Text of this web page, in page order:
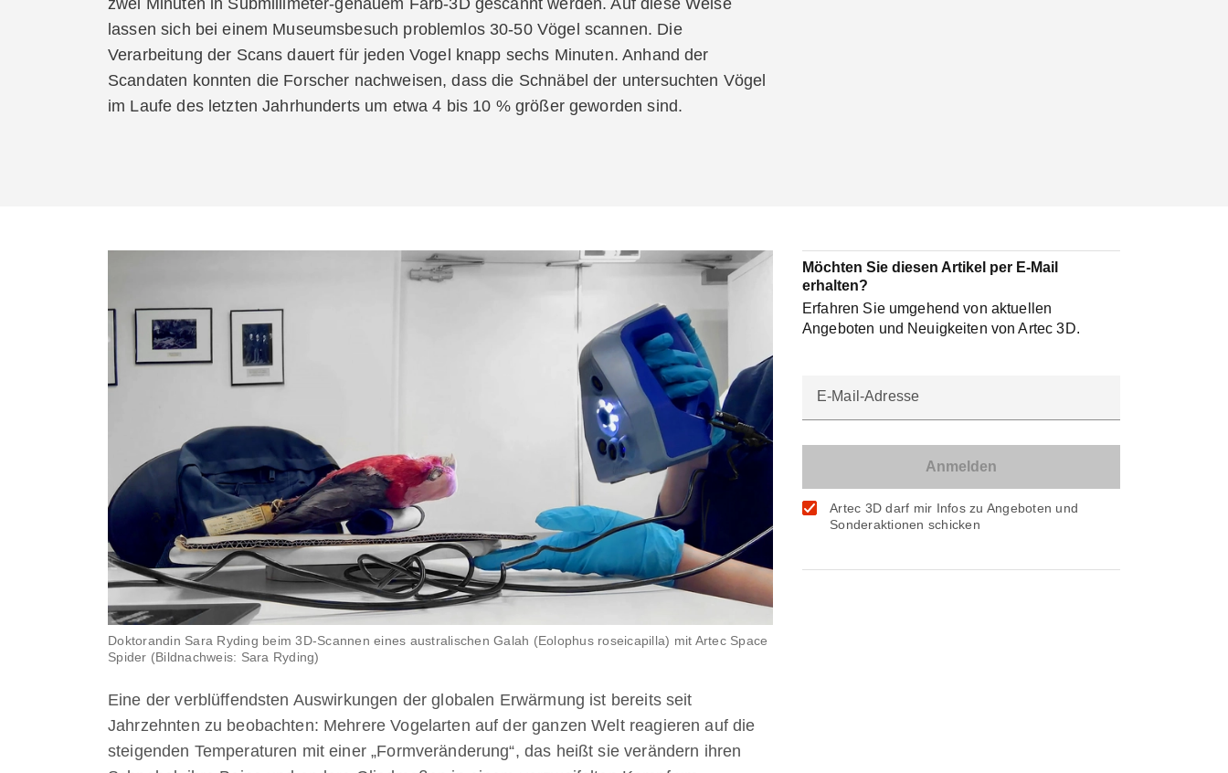
zwei Minuten in Submillimeter-genauem Farb-3D gescannt werden. Auf diese Weise
lassen sich bei einem Museumsbesuch problemlos 30-50 Vögel scannen. Die
Verarbeitung der Scans dauert für jeden Vogel knapp sechs Minuten. Anhand der
Scandaten konnten die Forscher nachweisen, dass die Schnäbel der untersuchten Vögel
im Laufe des letzten Jahrhunderts um etwa 4 bis 10 % größer geworden sind.
Doktorandin Sara Ryding beim 3D-Scannen eines australischen Galah (Eolophus roseicapilla) mit Artec Space
Spider (Bildnachweis: Sara Ryding)
Eine der verblüffendsten Auswirkungen der globalen Erwärmung ist bereits seit
Jahrzehnten zu beobachten: Mehrere Vogelarten auf der ganzen Welt reagieren auf die
steigenden Temperaturen mit einer „Formveränderung“, das heißt sie verändern ihren
Möchten Sie diesen Artikel per E-Mail
erhalten?
Erfahren Sie umgehend von aktuellen
Angeboten und Neuigkeiten von Artec 3D.
E-Mail-Adresse
Artec 3D darf mir Infos zu Angeboten und
Sonderaktionen schicken